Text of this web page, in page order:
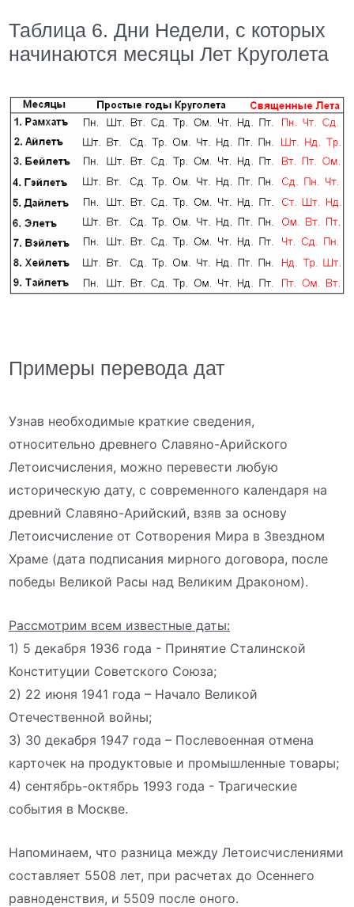
Таблица 6. Дни Недели, с которых
начинаются месяцы Лет Круголета
Примеры перевода дат
Узнав необходимые краткие сведения,
относительно древнего Славяно-Арийского
Летоисчисления, можно перевести любую
историческую дату, с современного календаря на
древний Славяно-Арийский, взяв за основу
Летоисчисление от Сотворения Мира в Звездном
Храме (дата подписания мирного договора, после
победы Великой Расы над Великим Драконом).
Рассмотрим всем известные даты:
1) 5 декабря 1936 года - Принятие Сталинской
Конституции Советского Союза;
2) 22 июня 1941 года – Начало Великой
Отечественной войны;
3) 30 декабря 1947 года – Послевоенная отмена
карточек на продуктовые и промышленные товары;
4) сентябрь-октябрь 1993 года - Трагические
события в Москве.
Напоминаем, что разница между Летоисчислениями
составляет 5508 лет, при расчетах до Осеннего
равноденствия, и 5509 после оного.